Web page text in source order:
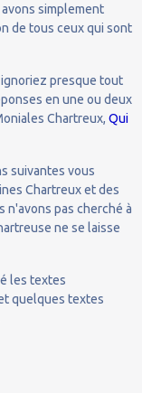
simplement
de tous ceux qui sont
presque tout
en une ou deux
Chartreux, Qui
suivantes vous
Chartreux et des
n'avons pas cherché à
ne se laisse
les textes
quelques textes